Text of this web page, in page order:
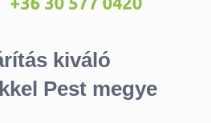
kiváló
Pest megye